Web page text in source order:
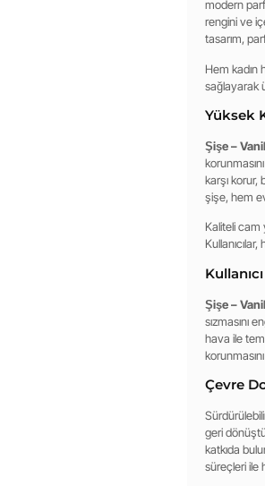
modern
rengini ve
tasarım,
Hem kadın
sağlayarak
Yüksek
Şişe –
karşı korur,
şişe, hem
Kaliteli cam
Şişe –
sızmasını
hava ile
Çevre
geri
katkıda
süreçleri ile